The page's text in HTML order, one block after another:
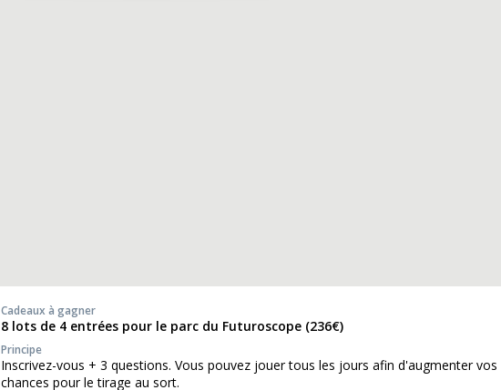
Cadeaux à gagner
8 lots de 4 entrées pour le parc du Futuroscope (236€)
Principe
Inscrivez-vous + 3 questions. Vous pouvez jouer tous les jours afin d'augmenter vos
chances pour le tirage au sort.